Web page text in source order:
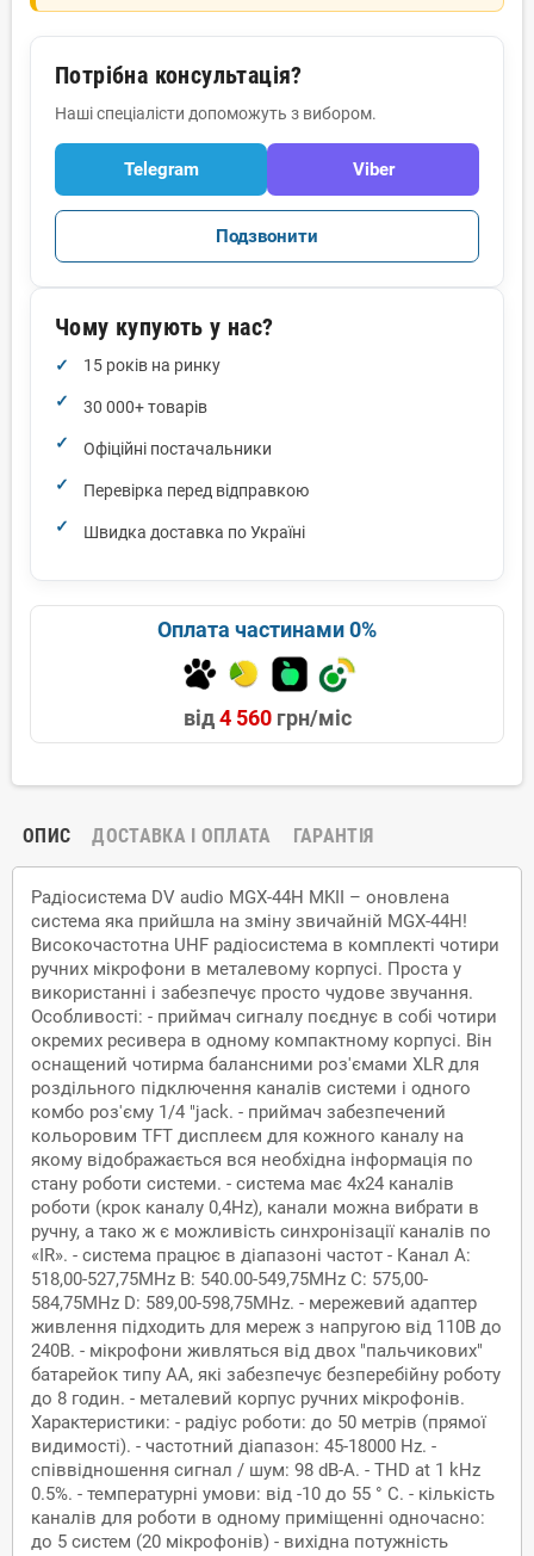
Потрібна консультація?
Наші спеціалісти допоможуть з вибором.
Telegram Viber
Подзвонити
Чому купують у нас?
15 років на ринку
30 000+ товарів
Офіційні постачальники
Перевірка перед відправкою
Швидка доставка по Україні
Оплата частинами 0%
від4 560грн/міс
ОПИС ДОСТАВКА І ОПЛАТА ГАРАНТІЯ
Радіосистема DV audio MGX-44H MKII – оновлена
система яка прийшла на зміну звичайній MGX-44H!
Високочастотна UHF радіосистема в комплекті чотири
ручних мікрофони в металевому корпусі. Проста у
використанні і забезпечує просто чудове звучання.
Особливості: - приймач сигналу поєднує в собі чотири
окремих ресивера в одному компактному корпусі. Він
оснащений чотирма балансними роз'ємами XLR для
роздільного підключення каналів системи і одного
комбо роз'єму 1/4 "jack. - приймач забезпечений
кольоровим TFT дисплеєм для кожного каналу на
якому відображається вся необхідна інформація по
стану роботи системи. - система має 4x24 каналів
роботи (крок каналу 0,4Hz), канали можна вибрати в
ручну, а тако ж є можливість синхронізації каналів по
«IR». - cистема працює в діапазоні частот - Канал А:
518,00-527,75MHz В: 540.00-549,75MHz С: 575,00-
584,75MHz D: 589,00-598,75MHz. - мережевий адаптер
живлення підходить для мереж з напругою від 110В до
240В. - мікрофони живляться від двох "пальчикових"
батарейок типу AA, які забезпечує безперебійну роботу
до 8 годин. - металевий корпус ручних мікрофонів.
Характеристики: - радіус роботи: до 50 метрів (прямої
видимості). - частотний діапазон: 45-18000 Hz. -
співвідношення сигнал / шум: 98 dB-A. - THD at 1 kHz
0.5%. - температурні умови: від -10 до 55 ° C. - кількість
каналів для роботи в одному приміщенні одночасно:
до 5 систем (20 мікрофонів) - вихідна потужність